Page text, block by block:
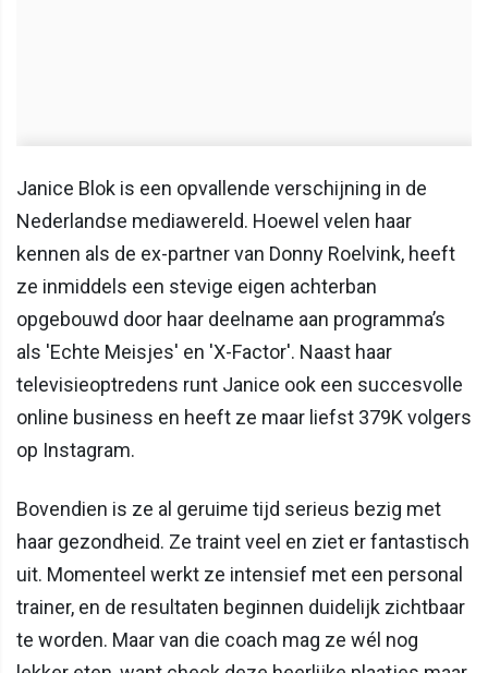
Janice Blok is een opvallende verschijning in de
Nederlandse mediawereld. Hoewel velen haar
kennen als de ex-partner van Donny Roelvink, heeft
ze inmiddels een stevige eigen achterban
opgebouwd door haar deelname aan programma’s
als 'Echte Meisjes' en 'X-Factor'. Naast haar
televisieoptredens runt Janice ook een succesvolle
online business en heeft ze maar liefst 379K volgers
op Instagram.
Bovendien is ze al geruime tijd serieus bezig met
haar gezondheid. Ze traint veel en ziet er fantastisch
uit. Momenteel werkt ze intensief met een personal
trainer, en de resultaten beginnen duidelijk zichtbaar
te worden. Maar van die coach mag ze wél nog